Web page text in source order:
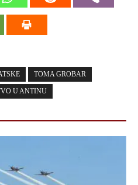
TOMA GROBAR
U ANTINU